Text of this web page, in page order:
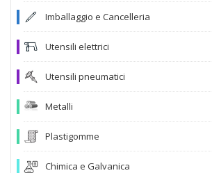
Imballaggio e Cancelleria
Utensili elettrici
Utensili pneumatici
Metalli
Plastigomme
Chimica e Galvanica